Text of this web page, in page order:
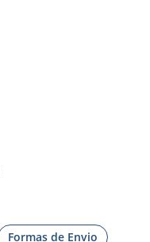
Formas de Envio